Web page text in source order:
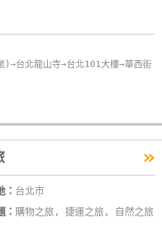
)→台北龍山寺→台北101大樓→華西街
»
： 台北市
購物之旅, 捷運之旅, 自然之旅